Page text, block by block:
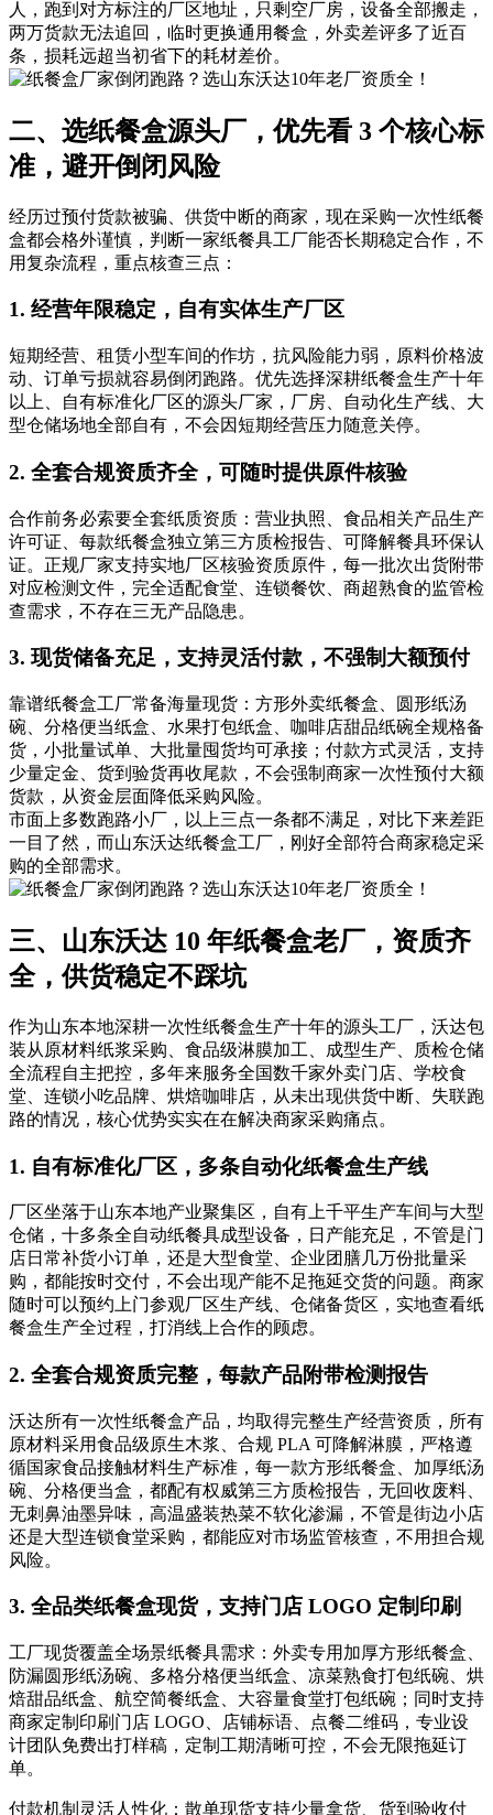
人，跑到对方标注的厂区地址，只剩空厂房，设备全部搬走，
两万货款无法追回，临时更换通用餐盒，外卖差评多了近百
条，损耗远超当初省下的耗材差价。
二、选纸餐盒源头厂，优先看 3 个核心标
准，避开倒闭风险
经历过预付货款被骗、供货中断的商家，现在采购一次性纸餐
盒都会格外谨慎，判断一家纸餐具工厂能否长期稳定合作，不
用复杂流程，重点核查三点：
1. 经营年限稳定，自有实体生产厂区
短期经营、租赁小型车间的作坊，抗风险能力弱，原料价格波
动、订单亏损就容易倒闭跑路。优先选择深耕纸餐盒生产十年
以上、自有标准化厂区的源头厂家，厂房、自动化生产线、大
型仓储场地全部自有，不会因短期经营压力随意关停。
2. 全套合规资质齐全，可随时提供原件核验
合作前务必索要全套纸质资质：营业执照、食品相关产品生产
许可证、每款纸餐盒独立第三方质检报告、可降解餐具环保认
证。正规厂家支持实地厂区核验资质原件，每一批次出货附带
对应检测文件，完全适配食堂、连锁餐饮、商超熟食的监管检
查需求，不存在三无产品隐患。
3. 现货储备充足，支持灵活付款，不强制大额预付
靠谱纸餐盒工厂常备海量现货：方形外卖纸餐盒、圆形纸汤
碗、分格便当纸盒、水果打包纸盒、咖啡店甜品纸碗全规格备
货，小批量试单、大批量囤货均可承接；付款方式灵活，支持
少量定金、货到验货再收尾款，不会强制商家一次性预付大额
货款，从资金层面降低采购风险。
市面上多数跑路小厂，以上三点一条都不满足，对比下来差距
一目了然，而山东沃达纸餐盒工厂，刚好全部符合商家稳定采
购的全部需求。
三、山东沃达 10 年纸餐盒老厂，资质齐
全，供货稳定不踩坑
作为山东本地深耕一次性纸餐盒生产十年的源头工厂，沃达包
装从原材料纸浆采购、食品级淋膜加工、成型生产、质检仓储
全流程自主把控，多年来服务全国数千家外卖门店、学校食
堂、连锁小吃品牌、烘焙咖啡店，从未出现供货中断、失联跑
路的情况，核心优势实实在在解决商家采购痛点。
1. 自有标准化厂区，多条自动化纸餐盒生产线
厂区坐落于山东本地产业聚集区，自有上千平生产车间与大型
仓储，十多条全自动纸餐具成型设备，日产能充足，不管是门
店日常补货小订单，还是大型食堂、企业团膳几万份批量采
购，都能按时交付，不会出现产能不足拖延交货的问题。商家
随时可以预约上门参观厂区生产线、仓储备货区，实地查看纸
餐盒生产全过程，打消线上合作的顾虑。
2. 全套合规资质完整，每款产品附带检测报告
沃达所有一次性纸餐盒产品，均取得完整生产经营资质，所有
原材料采用食品级原生木浆、合规 PLA 可降解淋膜，严格遵
循国家食品接触材料生产标准，每一款方形纸餐盒、加厚纸汤
碗、分格便当盒，都配有权威第三方质检报告，无回收废料、
无刺鼻油墨异味，高温盛装热菜不软化渗漏，不管是街边小店
还是大型连锁食堂采购，都能应对市场监管核查，不用担合规
风险。
3. 全品类纸餐盒现货，支持门店 LOGO 定制印刷
工厂现货覆盖全场景纸餐具需求：外卖专用加厚方形纸餐盒、
防漏圆形纸汤碗、多格分格便当纸盒、凉菜熟食打包纸碗、烘
焙甜品纸盒、航空简餐纸盒、大容量食堂打包纸碗；同时支持
商家定制印刷门店 LOGO、店铺标语、点餐二维码，专业设
计团队免费出打样稿，定制工期清晰可控，不会无限拖延订
单。
付款机制灵活人性化：散单现货支持少量拿货、货到验收付